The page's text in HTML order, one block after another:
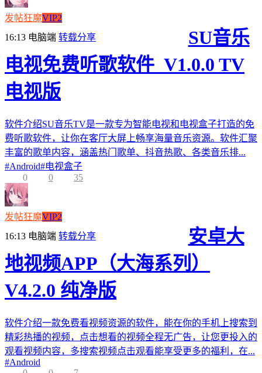
发帖狂魔VIP2
16:13 电脑端 转载分享
SU音乐
电视免费听歌软件_V1.0.0 TV
电视版
软件介绍SU音乐TV是一款专为智能电视和电视盒子打造的免
费听歌软件，让你在客厅大屏上畅享海量音乐资源。软件汇聚
丰富的歌单内容，涵盖热门歌单、抖音热歌、各类音乐排...
#Android#电视盒子
0
0 35
发帖狂魔VIP2
16:13 电脑端 转载分享
安卓大
地视频APP（大海系列）
V4.2.0 纯净版
软件介绍一款免费看视频资源的软件，能在你的手机上搜索到
精彩热播的视频，点击想看的视频全程无广告，让您更投入的
观看视频内容，多搜索视频点击观看能享受更多的福利，在...
#Android